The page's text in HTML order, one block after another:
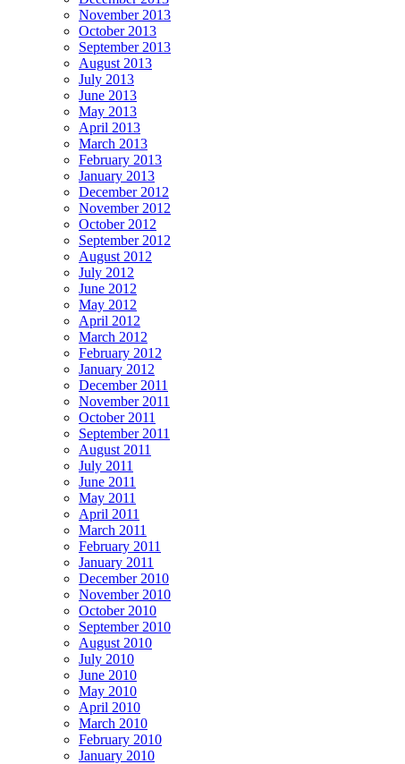
November 2013
October 2013
September 2013
August 2013
July 2013
June 2013
May 2013
April 2013
March 2013
February 2013
January 2013
December 2012
November 2012
October 2012
September 2012
August 2012
July 2012
June 2012
May 2012
April 2012
March 2012
February 2012
January 2012
December 2011
November 2011
October 2011
September 2011
August 2011
July 2011
June 2011
May 2011
April 2011
March 2011
February 2011
January 2011
December 2010
November 2010
October 2010
September 2010
August 2010
July 2010
June 2010
May 2010
April 2010
March 2010
February 2010
January 2010